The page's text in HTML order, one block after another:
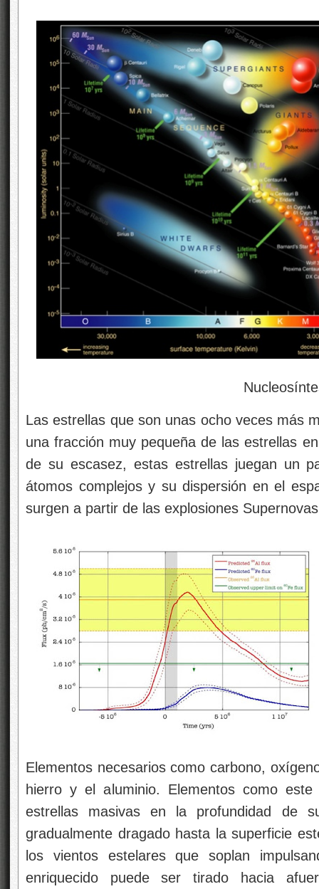
Nucleosíntesis
Las estrellas que son unas ocho veces más
una fracción muy pequeña de las estrellas
de su escasez, estas estrellas juegan un
átomos complejos y su dispersión en el
surgen a partir de las explosiones
Elementos necesarios como carbono,
hierro y el aluminio. Elementos como
estrellas masivas en la profundidad de
gradualmente dragado hasta la superficie
los vientos estelares que soplan
enriquecido puede ser tirado hacia